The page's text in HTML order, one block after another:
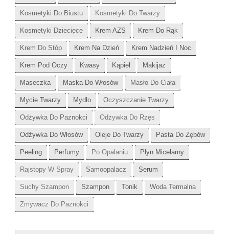
Kosmetyki Do Biustu Kosmetyki Do Twarzy
Kosmetyki Dziecięce Krem AZS Krem Do Rąk
Krem Do Stóp Krem Na Dzień Krem Nadzień I Noc
Krem Pod Oczy Kwasy Kąpiel Makijaż
Maseczka Maska Do Włosów Masło Do Ciała
Mycie Twarzy Mydło Oczyszczanie Twarzy
Odżywka Do Paznokci Odżywka Do Rzęs
Odżywka Do Włosów Oleje Do Twarzy Pasta Do Zębów
Peeling Perfumy Po Opalaniu Płyn Micelarny
Rajstopy W Spray Samoopalacz Serum
Suchy Szampon Szampon Tonik Woda Termalna
Zmywacz Do Paznokci